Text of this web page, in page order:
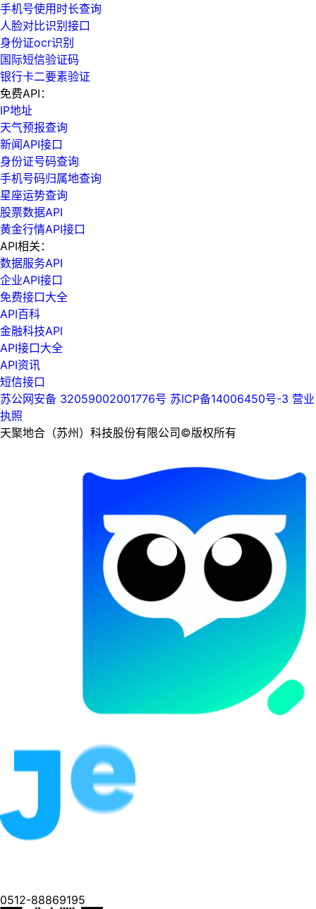
手机号使用时长查询
人脸对比识别接口
身份证ocr识别
国际短信验证码
银行卡二要素验证
免费API：
IP地址
天气预报查询
新闻API接口
身份证号码查询
手机号码归属地查询
星座运势查询
股票数据API
黄金行情API接口
API相关：
数据服务API
企业API接口
免费接口大全
API百科
金融科技API
API接口大全
API资讯
短信接口
苏公网安备 32059002001776号 苏ICP备14006450号-3 营业
执照
天聚地合（苏州）科技股份有限公司©版权所有
0512-88869195